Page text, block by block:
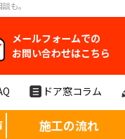
も。
メールフォームでの
お問い合わせはこちら
ドア窓コラム
施工の流れ